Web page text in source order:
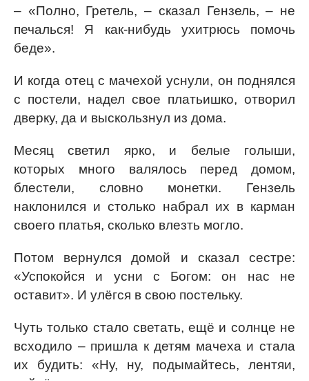
– «Полно, Гретель, – сказал Гензель, – не
печалься! Я как-нибудь ухитрюсь помочь
беде».
И когда отец с мачехой уснули, он поднялся
с постели, надел свое платьишко, отворил
дверку, да и выскользнул из дома.
Месяц светил ярко, и белые голыши,
которых много валялось перед домом,
блестели, словно монетки. Гензель
наклонился и столько набрал их в карман
своего платья, сколько влезть могло.
Потом вернулся домой и сказал сестре:
«Успокойся и усни с Богом: он нас не
оставит». И улёгся в свою постельку.
Чуть только стало светать, ещё и солнце не
всходило – пришла к детям мачеха и стала
их будить: «Ну, ну, подымайтесь, лентяи,